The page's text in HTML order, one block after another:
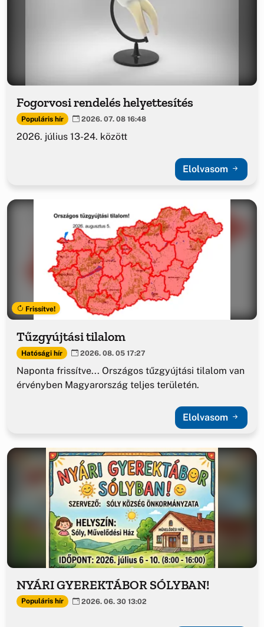
Fogorvosi rendelés helyettesítés
Populáris hír 2026. 07. 08 16:48
2026. július 13-24. között
Elolvasom
Frissítve!
Tűzgyújtási tilalom
Hatósági hír 2026. 08. 05 17:27
Naponta frissítve... Országos tűzgyújtási tilalom van
érvényben Magyarország teljes területén.
Elolvasom
NYÁRI GYEREKTÁBOR SÓLYBAN!
Populáris hír 2026. 06. 30 13:02